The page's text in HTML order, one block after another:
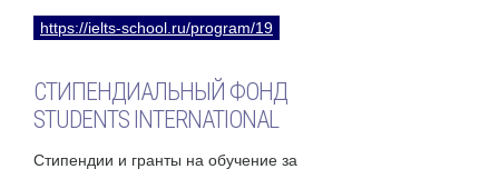
https://ielts-school.ru/program/19
СТИПЕНДИАЛЬНЫЙ ФОНД
STUDENTS INTERNATIONAL
Стипендии и гранты на обучение за